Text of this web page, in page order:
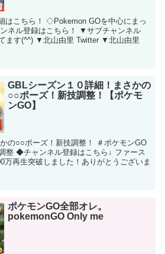
はこちら！ ◇Pokemon GOを中心にまっ
ネル登録はこちら！ ▼サブチャンネル
ます(^^) ▼北山由里 Twitter ▼北山由里
GBLシーズン１０詳細！まさかの
○○ポーズ！新技調整！【ポケモ
ンGO】
の○○ポーズ！新技調整！ ＃ポケモンGO
整 ◆チャンネル登録はこちら↓ ファース
万再生突破しました！ありがとうございま
ポケモンGO全部オレ。
pokemonGO Only me